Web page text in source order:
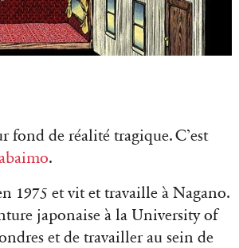
fond de réalité tragique. C’est
.
1975 et vit et travaille à Nagano.
japonaise à la University of
et de travailler au sein de